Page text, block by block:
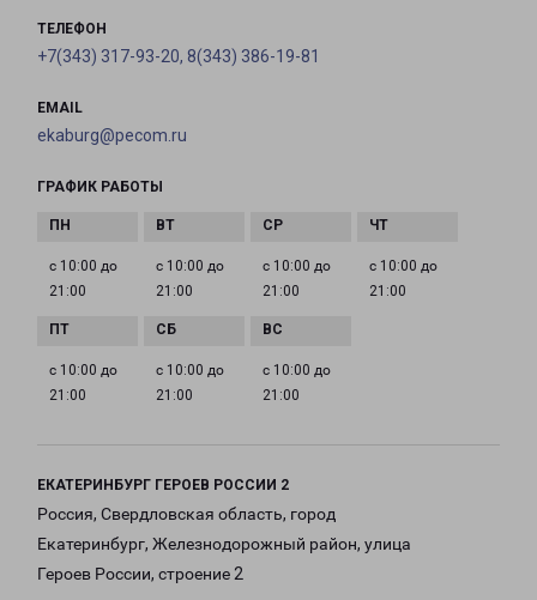
ТЕЛЕФОН
+7(343) 317-93-20, 8(343) 386-19-81
EMAIL
ekaburg@pecom.ru
ГРАФИК РАБОТЫ
с 10:00 до
21:00
с 10:00 до
21:00
с 10:00 до
21:00
с 10:00 до
21:00
с 10:00 до
21:00
с 10:00 до
21:00
с 10:00 до
21:00
ЕКАТЕРИНБУРГ ГЕРОЕВ РОССИИ 2
Россия, Свердловская область, город
Екатеринбург, Железнодорожный район, улица
Героев России, строение 2